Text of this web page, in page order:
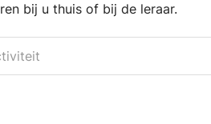
bij u thuis of bij de leraar.